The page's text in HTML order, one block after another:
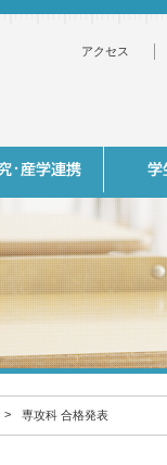
アクセス
> 専攻科 合格発表